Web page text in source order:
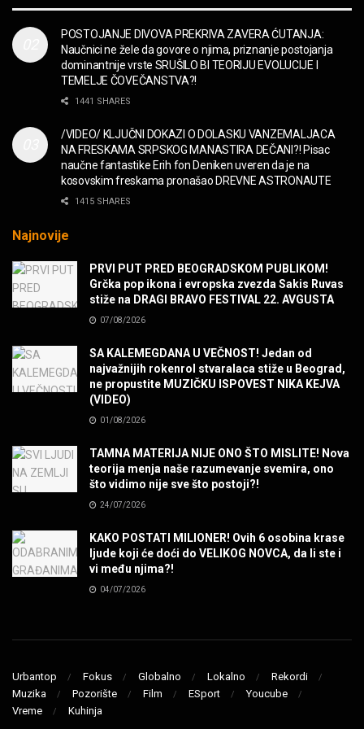
“Missin’ Yo’ Kissin'” BILLY ZZ TOP
MUZIKA
FILM
MUZIKA
POVRATAK Iron Maiden The Writing On The Wall
SENIDAHHH!
MUZIKA
Miss You! Charlie Watts
MUZIKA
MUZIKA
MAD MAD DRUMMER!
MUZIKA
POSTOJANJE DIVOVA PREKRIVA ZAVERA ĆUTANJA:
Naučnici ne žele da govore o njima, priznanje postojanja
dominantnije vrste SRUŠILO BI TEORIJU EVOLUCIJE I
TEMELJE ČOVEČANSTVA?!
1441 SHARES
/VIDEO/ KLJUČNI DOKAZI O DOLASKU VANZEMALJACA
NA FRESKAMA SRPSKOG MANASTIRA DEČANI?! Pisac
naučne fantastike Erih fon Deniken uveren da je na
kosovskim freskama pronašao DREVNE ASTRONAUTE
1415 SHARES
Najnovije
PRVI PUT PRED BEOGRADSKOM PUBLIKOM!
Grčka pop ikona i evropska zvezda Sakis Ruvas
stiže na DRAGI BRAVO FESTIVAL 22. AVGUSTA
07/08/2026
SA KALEMEGDANA U VEČNOST! Jedan od
najvažnijih rokenrol stvaralaca stiže u Beograd,
ne propustite MUZIČKU ISPOVEST NIKA KEJVA
(VIDEO)
01/08/2026
TAMNA MATERIJA NIJE ONO ŠTO MISLITE! Nova
teorija menja naše razumevanje svemira, ono
što vidimo nije sve što postoji?!
24/07/2026
KAKO POSTATI MILIONER! Ovih 6 osobina krase
ljude koji će doći do VELIKOG NOVCA, da li ste i
vi među njima?!
04/07/2026
Urbantop Fokus Globalno Lokalno
Rekordi
Muzika
Pozorište Film ESport
Youcube
Vreme
Kuhinja